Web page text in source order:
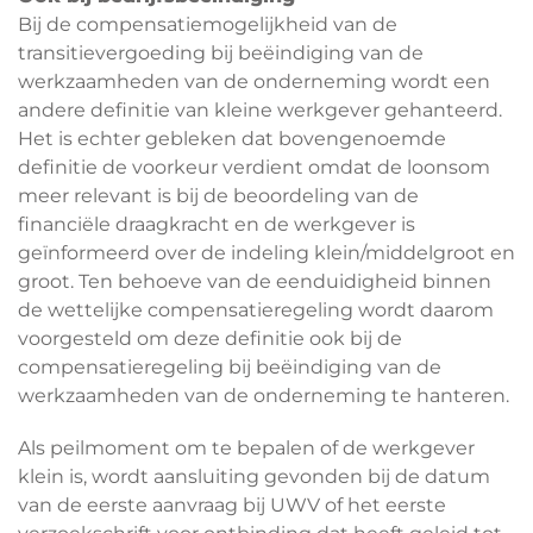
Bij de compensatiemogelijkheid van de
transitievergoeding bij beëindiging van de
werkzaamheden van de onderneming wordt een
andere definitie van kleine werkgever gehanteerd.
Het is echter gebleken dat bovengenoemde
definitie de voorkeur verdient omdat de loonsom
meer relevant is bij de beoordeling van de
financiële draagkracht en de werkgever is
geïnformeerd over de indeling klein/middelgroot en
groot. Ten behoeve van de eenduidigheid binnen
de wettelijke compensatieregeling wordt daarom
voorgesteld om deze definitie ook bij de
compensatieregeling bij beëindiging van de
werkzaamheden van de onderneming te hanteren.
Als peilmoment om te bepalen of de werkgever
klein is, wordt aansluiting gevonden bij de datum
van de eerste aanvraag bij UWV of het eerste